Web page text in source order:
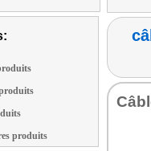
produits